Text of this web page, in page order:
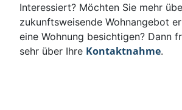
Interessiert? Möchten Sie mehr
zukunftsweisende Wohnangebot
eine Wohnung besichtigen? Dann
sehr über Ihre Kontaktnahme.